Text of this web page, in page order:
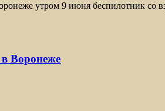
утром 9 июня беспилотник со
Воронеже